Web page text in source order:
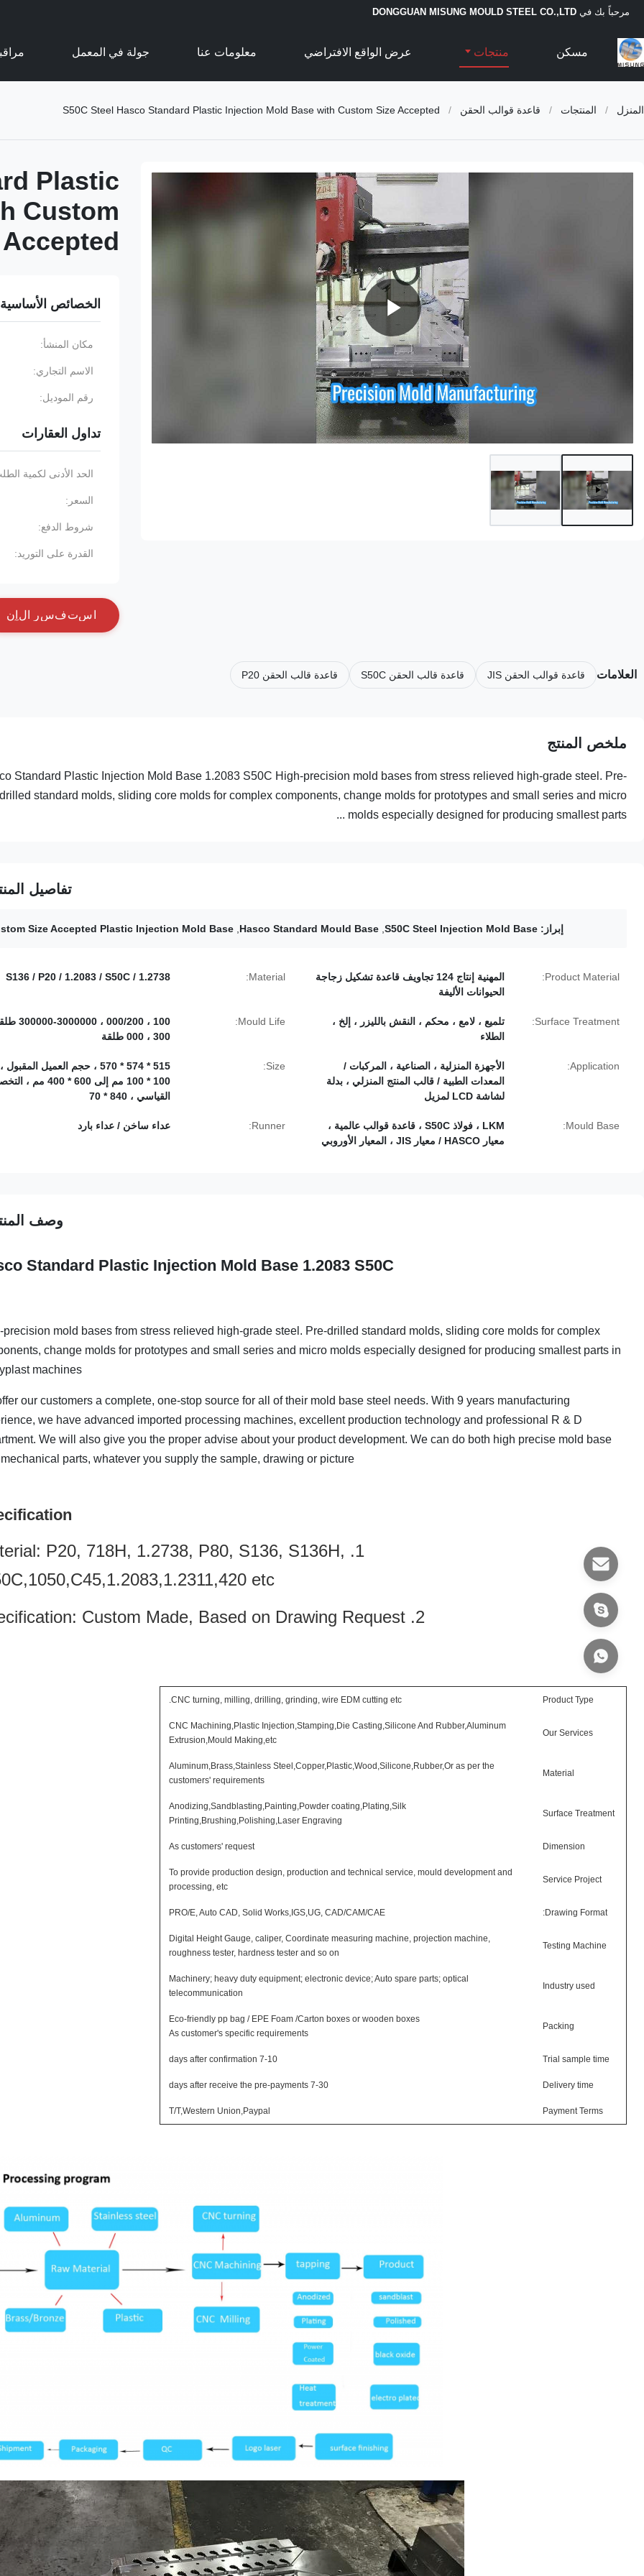
مرحباً بك في DONGGUAN MISUNG MOULD STEEL CO.,LTD
مسكن منتجات عرض الواقع الافتراضي معلومات عنا جولة في المعمل
المنزل / المنتجات / قاعدة قوالب الحقن /
S50C Steel Hasco Standard Plastic Injection Mold Base with Custom Size Accepted
Plastic
Custom
الخصائص الأساسية
مكان المنشأ:
الاسم التجاري:
رقم الموديل:
تداول العقارات
الحد الأدنى لكمية
السعر:
شروط الدفع:
القدرة على التوريد:
ستفسر ل ن
العلامات قاعدة قوالب الحقن JIS قاعدة قالب الحقن S50C قاعدة قالب الحقن P20
ملخص المنتج
Standard Plastic Injection Mold Base 1.2083 S50C High-precision mold bases from stress relieved high-grade steel. Pre-
drilled standard molds, sliding core molds for complex components, change molds for prototypes and small series and micro
molds especially designed for producing smallest parts ...
تفاصيل
إبراز: S50C Steel Injection Mold Base
Hasco Standard Mould Base
Size Accepted Plastic Injection Mold Base
Product Material:
المهنية إنتاج 124 تجاويف قاعدة تشكيل زجاجة
الحيوانات الأليفة
Material:
S136 / P20 / 1.2083 / S50C / 1.2738
Surface Treatment:
تلميع ، لامع ، محكم ، النقش بالليزر ، إلخ ،
الطلاء
Mould Life:
100 ، 000/200 ،
300 ، 000 طلقة
Application:
الأجهزة المنزلية ، الصناعية ، المركبات /
المعدات الطبية / قالب المنتج المنزلي ، بدلة
لشاشة LCD لمزيل
Size:
515 * 574 * 570 ، حجم العميل
100 * 100 مم إلى 600 * 400
القياسي ، 840 * 70
Mould Base:
LKM ، فولاذ S50C ، قاعدة قوالب عالمية ،
معيار HASCO / معيار JIS ، المعيار الأوروبي
Runner: عداء ساخن / عداء بارد
وصف
Standard Plastic Injection Mold Base 1.2083 S50C
precision mold bases from stress relieved high-grade steel. Pre-drilled standard molds, sliding core molds for complex
change molds for prototypes and small series and micro molds especially designed for producing smallest parts in
machines.
our customers a complete, one-stop source for all of their mold base steel needs. With 9 years manufacturing
we have advanced imported processing machines, excellent production technology and professional R & D
We will also give you the proper advise about your product development. We can do both high precise mold base
parts, whatever you supply the sample, drawing or picture.
P20, 718H, 1.2738, P80, S136, S136H,
etc.
2. Specification: Custom Made, Based on Drawing Request
Product Type
CNC turning, milling, drilling, grinding, wire EDM cutting etc.
Our Services
CNC Machining,Plastic Injection,Stamping,Die Casting,Silicone And Rubber,Aluminum
Extrusion,Mould Making,etc
Material
Aluminum,Brass,Stainless Steel,Copper,Plastic,Wood,Silicone,Rubber,Or as per the
customers' requirements
Surface Treatment
Anodizing,Sandblasting,Painting,Powder coating,Plating,Silk
Printing,Brushing,Polishing,Laser Engraving
Dimension
As customers' request
Service Project
To provide production design, production and technical service, mould development and
processing, etc
Drawing Format:
PRO/E, Auto CAD, Solid Works,IGS,UG, CAD/CAM/CAE
Testing Machine
Digital Height Gauge, caliper, Coordinate measuring machine, projection machine,
roughness tester, hardness tester and so on
Industry used
Machinery; heavy duty equipment; electronic device; Auto spare parts; optical
telecommunication
Packing
Eco-friendly pp bag / EPE Foam /Carton boxes or wooden boxes
As customer's specific requirements
Trial sample time
7-10 days after confirmation
Delivery time
7-30 days after receive the pre-payments
Payment Terms
T/T,Western Union,Paypal